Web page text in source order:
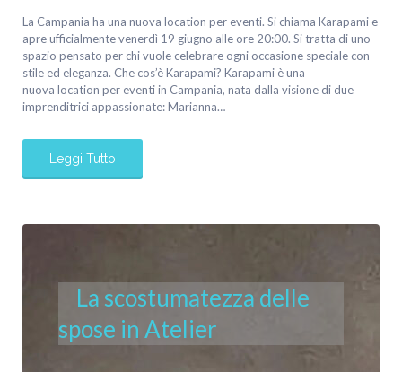
La Campania ha una nuova location per eventi. Si chiama Karapami e
apre ufficialmente venerdì 19 giugno alle ore 20:00. Si tratta di uno
spazio pensato per chi vuole celebrare ogni occasione speciale con
stile ed eleganza. Che cos’è Karapami? Karapami è una
nuova location per eventi in Campania, nata dalla visione di due
imprenditrici appassionate: Marianna…
Leggi Tutto
La scostumatezza delle
spose in Atelier